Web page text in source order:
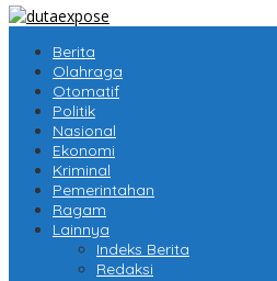
Berita
Olahraga
Otomatif
Politik
Nasional
Ekonomi
Kriminal
Pemerintahan
Ragam
Lainnya
Indeks Berita
Redaksi